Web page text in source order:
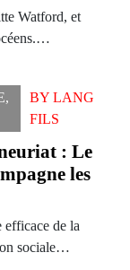
Watford, et
,
BY LANG
FILS
: Le
les
efficace de la
sociale…